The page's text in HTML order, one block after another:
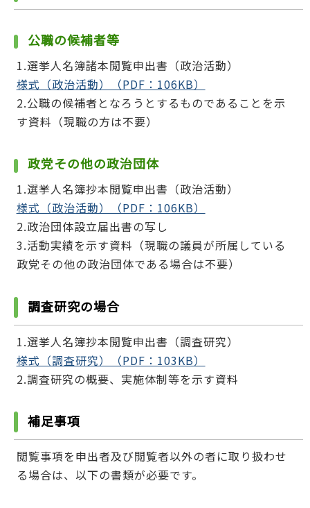
公職の候補者等
1.選挙人名簿諸本閲覧申出書（政治活動）
様式（政治活動）（PDF：106KB）
2.公職の候補者となろうとするものであることを示
す資料（現職の方は不要）
政党その他の政治団体
1.選挙人名簿抄本閲覧申出書（政治活動）
様式（政治活動）（PDF：106KB）
2.政治団体設立届出書の写し
3.活動実績を示す資料（現職の議員が所属している
政党その他の政治団体である場合は不要）
調査研究の場合
1.選挙人名簿抄本閲覧申出書（調査研究）
様式（調査研究）（PDF：103KB）
2.調査研究の概要、実施体制等を示す資料
補足事項
閲覧事項を申出者及び閲覧者以外の者に取り扱わせ
る場合は、以下の書類が必要です。